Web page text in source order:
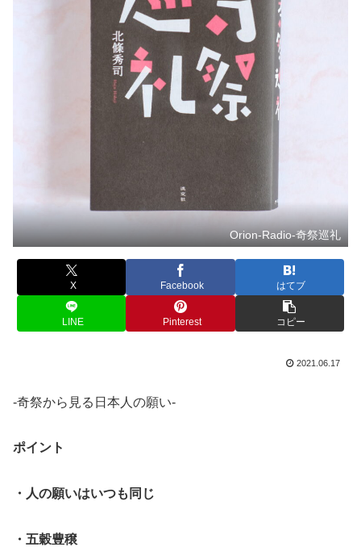
Orion-Radio-奇祭巡礼
X Facebook はてブ
LINE Pinterest コピー
2021.06.17
-奇祭から見る日本人の願い-
ポイント
・人の願いはいつも同じ
・五穀豊穣